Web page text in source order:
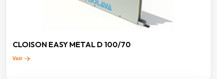
CLOISON EASY METAL D 100/70
Voir